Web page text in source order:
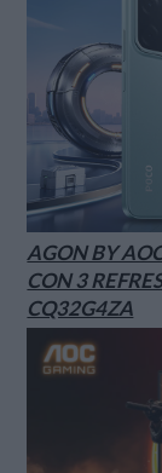
AGON BY
CON 3
CQ32G4ZA